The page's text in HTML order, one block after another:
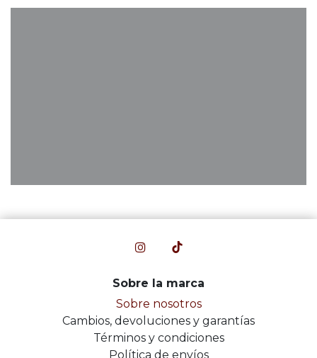
Sobre la marca
Sobre nosotros
Cambios, devoluciones y garantías
Términos y condiciones
Política de envíos